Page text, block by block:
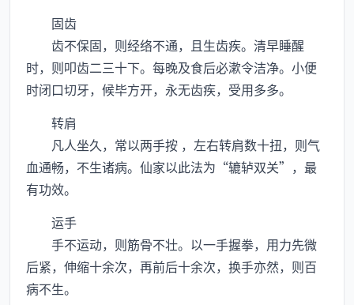
固齿
齿不保固，则经络不通，且生齿疾。清早睡醒
时，则叩齿二三十下。每晚及食后必漱令洁净。小便
时闭口切牙，候毕方开，永无齿疾，受用多多。
转肩
凡人坐久，常以两手按 ，左右转肩数十扭，则气
血通畅，不生诸病。仙家以此法为“辘轳双关”，最
有功效。
运手
手不运动，则筋骨不壮。以一手握拳，用力先微
后紧，伸缩十余次，再前后十余次，换手亦然，则百
病不生。